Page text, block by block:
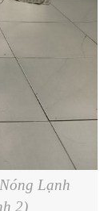
Lạnh
2)